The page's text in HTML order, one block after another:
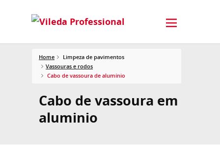
Home
Limpeza de pavimentos
Vassouras e rodos
Cabo de vassoura de alumínio
Cabo de vassoura em
aluminio